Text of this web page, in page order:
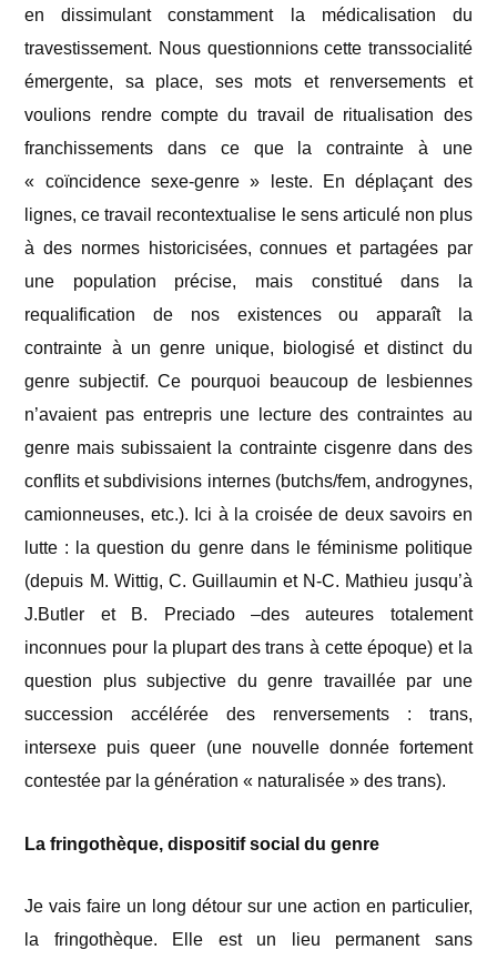
en dissimulant constamment la médicalisation du
travestissement. Nous questionnions cette transsocialité
émergente, sa place, ses mots et renversements et
voulions rendre compte du travail de ritualisation des
franchissements dans ce que la contrainte à une
« coïncidence sexe-genre » leste. En déplaçant des
lignes, ce travail recontextualise le sens articulé non plus
à des normes historicisées, connues et partagées par
une population précise, mais constitué dans la
requalification de nos existences ou apparaît la
contrainte à un genre unique, biologisé et distinct du
genre subjectif. Ce pourquoi beaucoup de lesbiennes
n’avaient pas entrepris une lecture des contraintes au
genre mais subissaient la contrainte cisgenre dans des
conflits et subdivisions internes (butchs/fem, androgynes,
camionneuses, etc.). Ici à la croisée de deux savoirs en
lutte : la question du genre dans le féminisme politique
(depuis M. Wittig, C. Guillaumin et N-C. Mathieu jusqu’à
J.Butler et B. Preciado –des auteures totalement
inconnues pour la plupart des trans à cette époque) et la
question plus subjective du genre travaillée par une
succession accélérée des renversements : trans,
intersexe puis queer (une nouvelle donnée fortement
contestée par la génération « naturalisée » des trans).
La fringothèque, dispositif social du genre
Je vais faire un long détour sur une action en particulier,
la fringothèque. Elle est un lieu permanent sans